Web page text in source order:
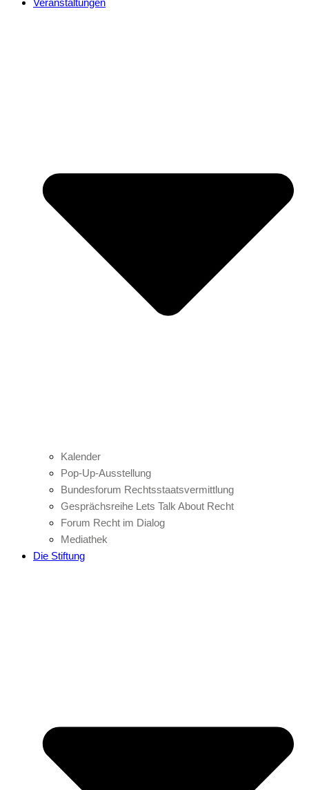
Veranstaltungen
Kalender
Pop-Up-Ausstellung
Bundesforum Rechtsstaatsvermittlung
Gesprächsreihe Lets Talk About Recht
Forum Recht im Dialog
Mediathek
Die Stiftung